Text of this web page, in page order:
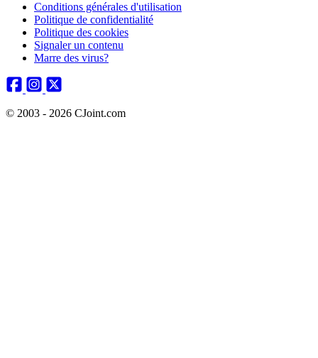
Conditions générales d'utilisation
Politique de confidentialité
Politique des cookies
Signaler un contenu
Marre des virus?
© 2003 - 2026 CJoint.com